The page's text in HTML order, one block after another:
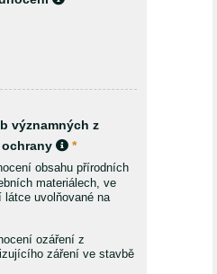
významných z
ochrany
*
obsahu přírodních
materiálech, ve
látce uvolňované na
ozáření z
záření ve stavbě